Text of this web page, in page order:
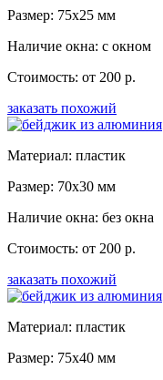
Размер: 75x25 мм
Наличие окна: с окном
Стоимость: от 200 р.
заказать похожий
Материал: пластик
Размер: 70x30 мм
Наличие окна: без окна
Стоимость: от 200 р.
заказать похожий
Материал: пластик
Размер: 75x40 мм